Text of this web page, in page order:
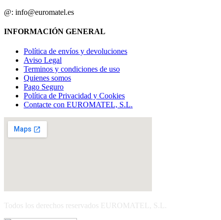
@: info@euromatel.es
INFORMACIÓN GENERAL
Política de envíos y devoluciones
Aviso Legal
Terminos y condiciones de uso
Quienes somos
Pago Seguro
Política de Privacidad y Cookies
Contacte con EUROMATEL, S.L.
Todos los derechos reservados EUROMATEL, S.L.